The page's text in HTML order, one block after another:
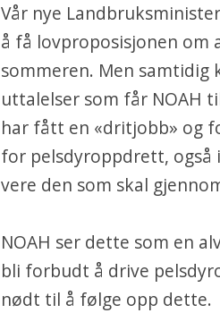
Vår nye
å få lovproposisjonen
sommeren. Men samtidig
uttalelser som får NOAH
har fått en «dritjobb» og
for pelsdyroppdrett, også
vere den som skal
NOAH ser dette som en
bli forbudt å drive
nødt til å følge opp dette.